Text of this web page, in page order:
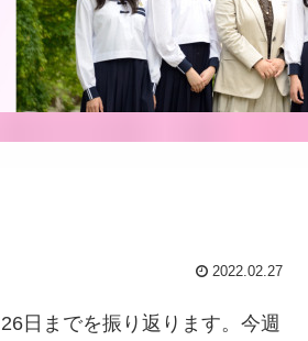
2022.02.27
日までを振り返ります。今週